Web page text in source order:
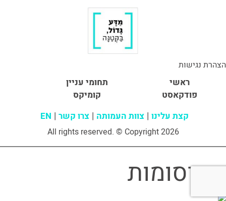
הצהרת נגישות
ראשי
תחומי עניין
פודקאסט
קומיקס
קצת עלינו צוות העמותה צרו קשר EN
All rights reserved. © Copyright 2026
פרסומות